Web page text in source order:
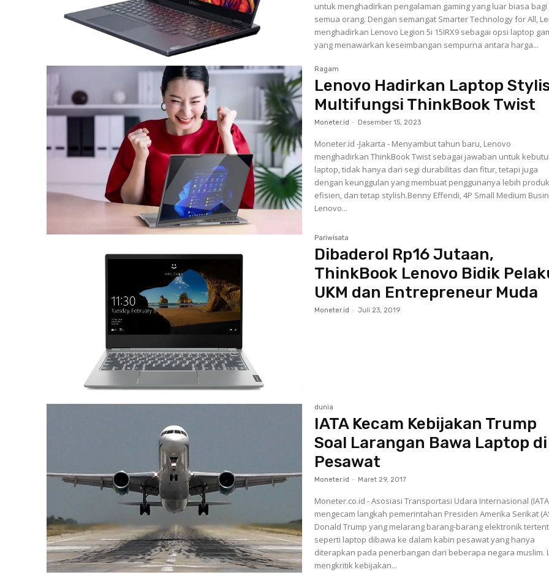
untuk menghadirkan pengalaman gaming yang luar biasa bagi
semua orang. Dengan semangat Smarter Technology for All,
menghadirkan Lenovo Legion 5i 15IRX9 sebagai opsi laptop
yang menawarkan keseimbangan sempurna antara harga...
Ragam
Lenovo Hadirkan Laptop
Multifungsi ThinkBook Twist
Moneter.id - Desember 15, 2023
Moneter.id -Jakarta - Menyambut tahun baru, Lenovo
menghadirkan ThinkBook Twist sebagai jawaban untuk
laptop, tidak hanya dari segi durabilitas dan fitur, tetapi juga
dengan keunggulan yang membuat penggunanya lebih
efisien, dan tetap stylish.Benny Effendi, 4P Small Medium
Lenovo...
Pariwisata
Dibaderol Rp16 Jutaan,
ThinkBook Lenovo Bidik
UKM dan Entrepreneur Muda
Moneter.id - Juli 23, 2019
dunia
IATA Kecam Kebijakan Trump
Soal Larangan Bawa Laptop di
Pesawat
Moneter.id - Maret 29, 2017
Moneter.co.id - Asosiasi Transportasi Udara Internasional
mengecam langkah pemerintahan Presiden Amerika Serikat
Donald Trump yang melarang barang-barang elektronik
seperti laptop dibawa ke dalam kabin pesawat yang hanya
diterapkan pada penerbangan dari beberapa negara muslim.
mengkritik kebijakan...